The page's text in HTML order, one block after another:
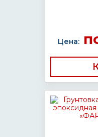
Цена: